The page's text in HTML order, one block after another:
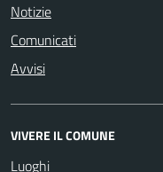
Notizie
Comunicati
Avvisi
VIVERE IL COMUNE
Luoghi